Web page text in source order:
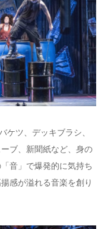
ケツ、デッキブラシ、
ブ、新聞紙など、身の
音」で爆発的に気持ち
感が溢れる音楽を創り